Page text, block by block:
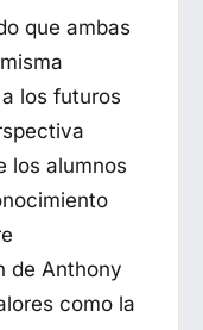
que ambas
los futuros
los alumnos
de Anthony
como la